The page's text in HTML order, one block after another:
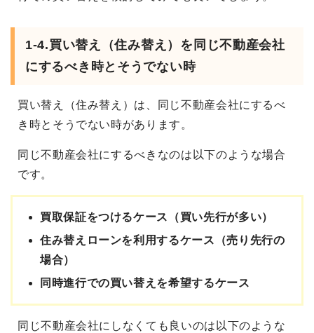
1-4.買い替え（住み替え）を同じ不動産会社
にするべき時とそうでない時
買い替え（住み替え）は、同じ不動産会社にするべ
き時とそうでない時があります。
同じ不動産会社にするべきなのは以下のような場合
です。
買取保証をつけるケース（買い先行が多い）
住み替えローンを利用するケース（売り先行の
場合）
同時進行での買い替えを希望するケース
同じ不動産会社にしなくても良いのは以下のような